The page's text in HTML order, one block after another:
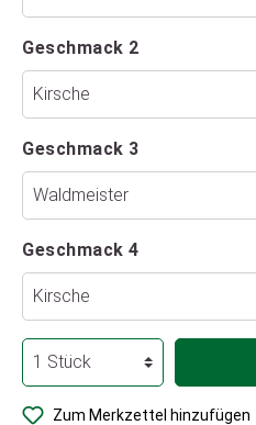
Geschmack 2
Geschmack 3
Geschmack 4
Zum Merkzettel hinzufügen